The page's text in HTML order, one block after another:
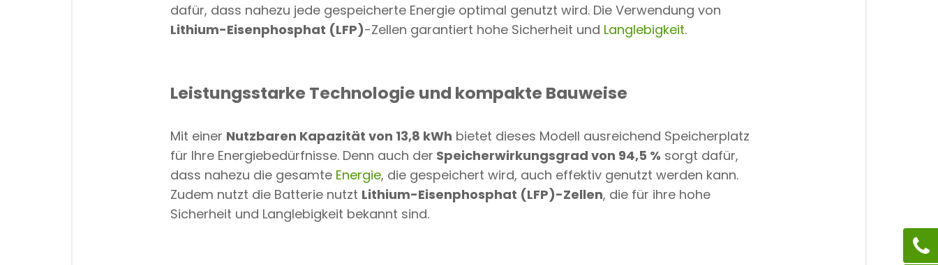
dafür, dass nahezu jede gespeicherte Energie optimal genutzt wird. Die Verwendung von
Lithium-Eisenphosphat (LFP)-Zellen garantiert hohe Sicherheit und Langlebigkeit.
Leistungsstarke Technologie und kompakte Bauweise
Mit einer Nutzbaren Kapazität von 13,8 kWh bietet dieses Modell ausreichend Speicherplatz
für Ihre Energiebedürfnisse. Denn auch der Speicherwirkungsgrad von 94,5 % sorgt dafür,
dass nahezu die gesamte Energie, die gespeichert wird, auch effektiv genutzt werden kann.
Zudem nutzt die Batterie nutzt Lithium-Eisenphosphat (LFP)-Zellen, die für ihre hohe
Sicherheit und Langlebigkeit bekannt sind.